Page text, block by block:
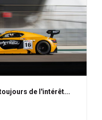
de l'intérêt...